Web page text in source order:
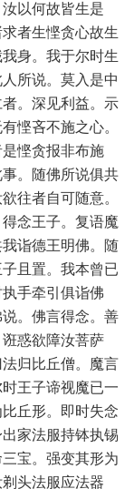
以何故皆生是
者生悭贪心故生
身。我于尔时生
所说。莫入是中
。深见利益。示
悭吝不施之心。
悭贪报非布施
。随佛所说俱共
往者自可随意。
念王子。复语魔
诣德王明佛。随
且置。我本曾已
手牵引俱诣佛
。佛言得念。善
惑欲障汝菩萨
归比丘僧。魔言
王子谛视魔已一
丘形。即时失念
家法服持钵执锡
宝。强变其形为
头法服应法器